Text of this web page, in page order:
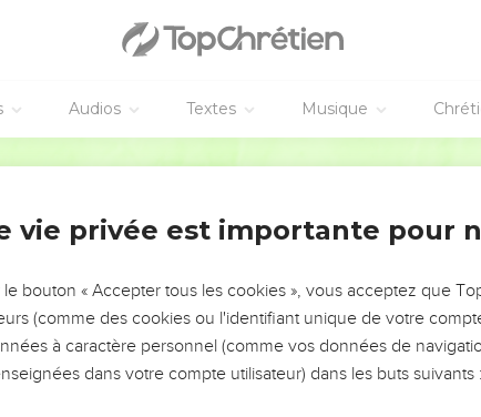
Audios Textes Musique
DE L’ANNÉE !
LES VOTRES ?
leur impact, leur foi ou leur vision. Mais on voit
qu'ils ont traversés, alors même que ce sont
vie privée est importante pour
le bouton « Accepter tous les cookies », vous acceptez que
(comme des cookies ou l'identifiant unique de votre
à caractère personnel (comme vos données de
dans votre compte utilisateur) dans les buts suivants :